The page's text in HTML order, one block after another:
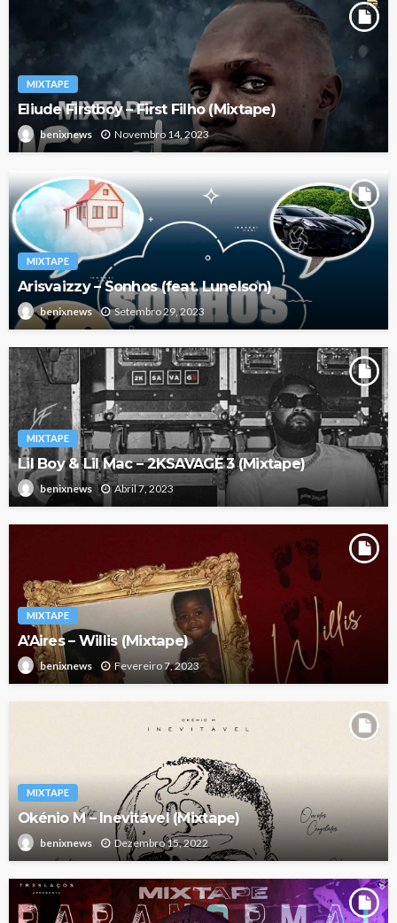
MIXTAPE
Eliude Firstboy – First Filho (Mixtape)
benixnews Novembro 14, 2023
MIXTAPE
Arisvaizzy – Sonhos (feat. Lunelson)
benixnews Setembro 29, 2023
MIXTAPE
Lil Boy & Lil Mac – 2KSAVAGE 3 (Mixtape)
benixnews Abril 7, 2023
MIXTAPE
A’Aires – Willis (Mixtape)
benixnews Fevereiro 7, 2023
MIXTAPE
Okénio M – Inevitável (Mixtape)
benixnews Dezembro 15, 2022